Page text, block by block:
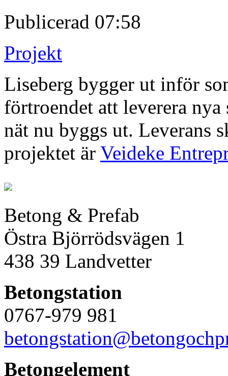
Publicerad 07:58
Projekt
Liseberg bygger ut inför
förtroendet att leverera
nät nu byggs ut. Leverans
projektet är Veideke
Betong & Prefab
Östra Björrödsvägen 1
438 39 Landvetter
Betongstation
0767-979 981
Betongelement